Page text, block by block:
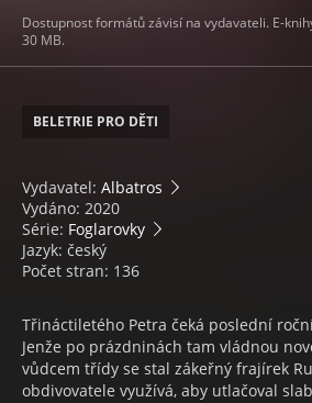
Dostupnost formátů závisí na vydavateli. E-
30 MB.
BELETRIE PRO DĚTI
Vydavatel: Albatros
Vydáno: 2020
Série: Foglarovky
Jazyk: český
Počet stran: 136
Třináctiletého Petra čeká poslední
Jenže po prázdninách tam vládnou
vůdcem třídy se stal zákeřný frajírek
obdivovatele využívá, aby utlačoval